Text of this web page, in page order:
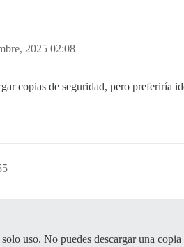
2025 02:08
copias de seguridad, pero preferiría
uso. No puedes descargar una